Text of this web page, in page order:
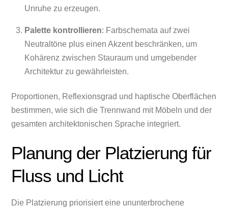
Unruhe zu erzeugen.
Palette kontrollieren: Farbschemata auf zwei
Neutraltöne plus einen Akzent beschränken, um
Kohärenz zwischen Stauraum und umgebender
Architektur zu gewährleisten.
Proportionen, Reflexionsgrad und haptische Oberflächen
bestimmen, wie sich die Trennwand mit Möbeln und der
gesamten architektonischen Sprache integriert.
Planung der Platzierung für
Fluss und Licht
Die Platzierung priorisiert eine ununterbrochene